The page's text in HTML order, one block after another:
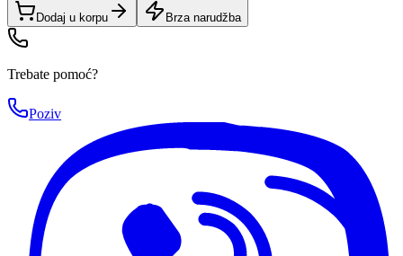
Dodaj u korpu Brza narudžba
Trebate pomoć?
Poziv